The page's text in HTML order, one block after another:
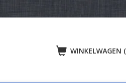
WINKELWAGEN